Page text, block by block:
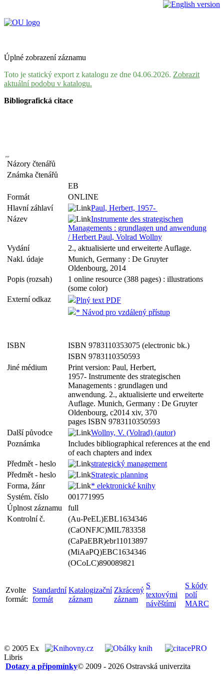
Úplné zobrazení záznamu
Toto je statický export z katalogu ze dne 04.06.2026. Zobrazit
aktuální podobu v katalogu.
Bibliografická citace
Názory čtenářů
Známka čtenářů
EB
Formát
ONLINE
Hlavní záhlaví
Paul, Herbert, 1957-
Název
Instrumente des strategischen
Managements : grundlagen und anwendung
/ Herbert Paul, Volrad Wollny
Vydání
2., aktualisierte und erweiterte Auflage.
Nakl. údaje
Munich, Germany : De Gruyter
Oldenbourg, 2014
Popis (rozsah)
1 online resource (388 pages) : illustrations
(some color)
Externí odkaz
Plný text PDF
* Návod pro vzdálený přístup
ISBN
ISBN 9783110353075 (electronic bk.)
ISBN 9783110350593
Jiné médium
Print version: Paul, Herbert,
1957- Instrumente des strategischen
Managements : grundlagen und
anwendung. 2., aktualisierte und erweiterte
Auflage. Munich, Germany : De Gruyter
Oldenbourg, c2014 xiv, 370
pages ISBN 9783110350593
Další původce
Wollny, V. (Volrad) (autor)
Poznámka
Includes bibliographical references at the end
of each chapters and index
Předmět - heslo
strategický management
Předmět - heslo
Strategic planning
Forma, žánr
* elektronické knihy
Systém. číslo
001771995
Úplnost záznamu
full
Kontrolní č.
(Au-PeEL)EBL1634346
(CaONFJC)MIL783358
(CaPaEBR)ebr11013897
(MiAaPQ)EBC1634346
(OCoLC)890089821
Zvolte
formát:
Standardní
formát
Katalogizační
záznam
Zkrácený
záznam
S
textovými
návěštími
S kódy
polí
MARC
© 2005 Ex
Libris
© 2009 - 2026 Ostravská univerzita
Dotazy a připomínky